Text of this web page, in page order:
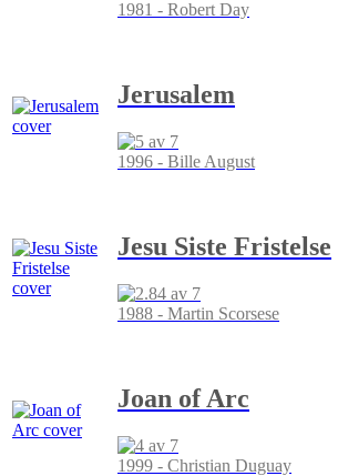
1981 - Robert Day
Jerusalem
1996 - Bille August
Jesu Siste Fristelse
1988 - Martin Scorsese
Joan of Arc
1999 - Christian Duguay